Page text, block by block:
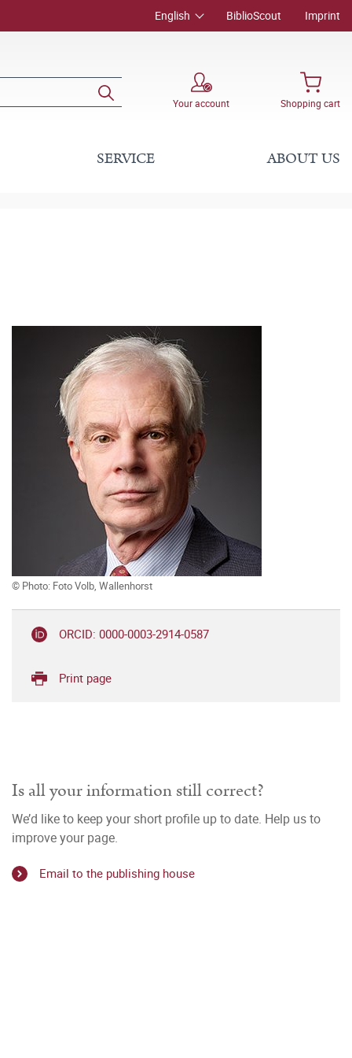
English BiblioScout Imprint
Your account Shopping cart
SERVICE ABOUT US
© Photo: Foto Volb, Wallenhorst
ORCID: 0000-0003-2914-0587
Print page
Is all your information still correct?
We’d like to keep your short profile up to date. Help us to
improve your page.
Email to the publishing house